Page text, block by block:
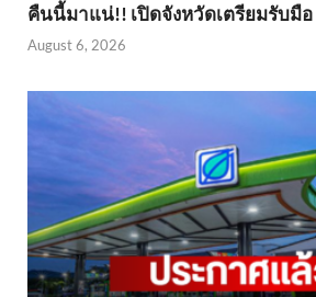
คืนนี้มาแน่!! เปิดจังหวัดเตรียมรับมื
August 6, 2026